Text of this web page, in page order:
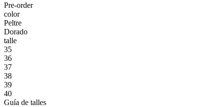
Pre-order
color
Peltre
Dorado
talle
35
36
37
38
39
40
Guía de talles